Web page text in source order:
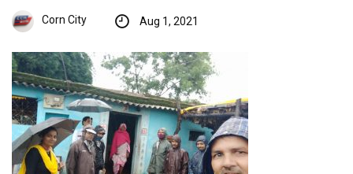
Corn City Aug 1, 2021